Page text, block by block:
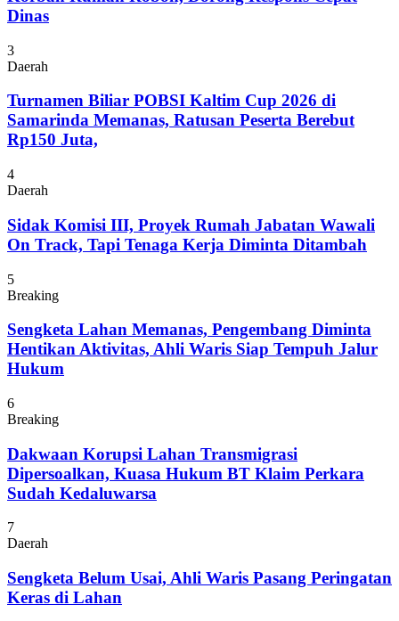
Dinas
3
Daerah
Turnamen Biliar POBSI Kaltim Cup 2026 di
Samarinda Memanas, Ratusan Peserta Berebut
Rp150 Juta,
4
Daerah
Sidak Komisi III, Proyek Rumah Jabatan Wawali
On Track, Tapi Tenaga Kerja Diminta Ditambah
5
Breaking
Sengketa Lahan Memanas, Pengembang Diminta
Hentikan Aktivitas, Ahli Waris Siap Tempuh Jalur
Hukum
6
Breaking
Dakwaan Korupsi Lahan Transmigrasi
Dipersoalkan, Kuasa Hukum BT Klaim Perkara
Sudah Kedaluwarsa
7
Daerah
Sengketa Belum Usai, Ahli Waris Pasang Peringatan
Keras di Lahan